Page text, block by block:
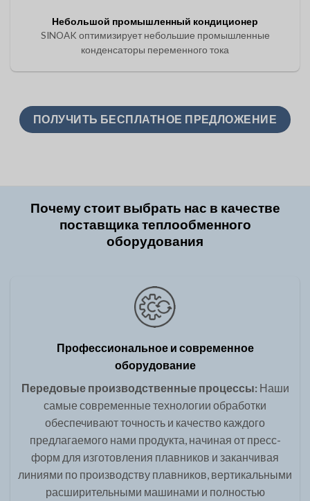
Небольшой промышленный кондиционер
SINOAK оптимизирует небольшие промышленные
конденсаторы переменного тока
ПОЛУЧИТЬ БЕСПЛАТНОЕ ПРЕДЛОЖЕНИЕ
Почему стоит выбрать нас в качестве
поставщика теплообменного
оборудования
Профессиональное и современное
оборудование
Передовые производственные процессы:Наши
самые современные технологии обработки
обеспечивают точность и качество каждого
предлагаемого нами продукта, начиная от пресс-
форм для изготовления плавников и заканчивая
линиями по производству плавников, вертикальными
расширительными машинами и полностью